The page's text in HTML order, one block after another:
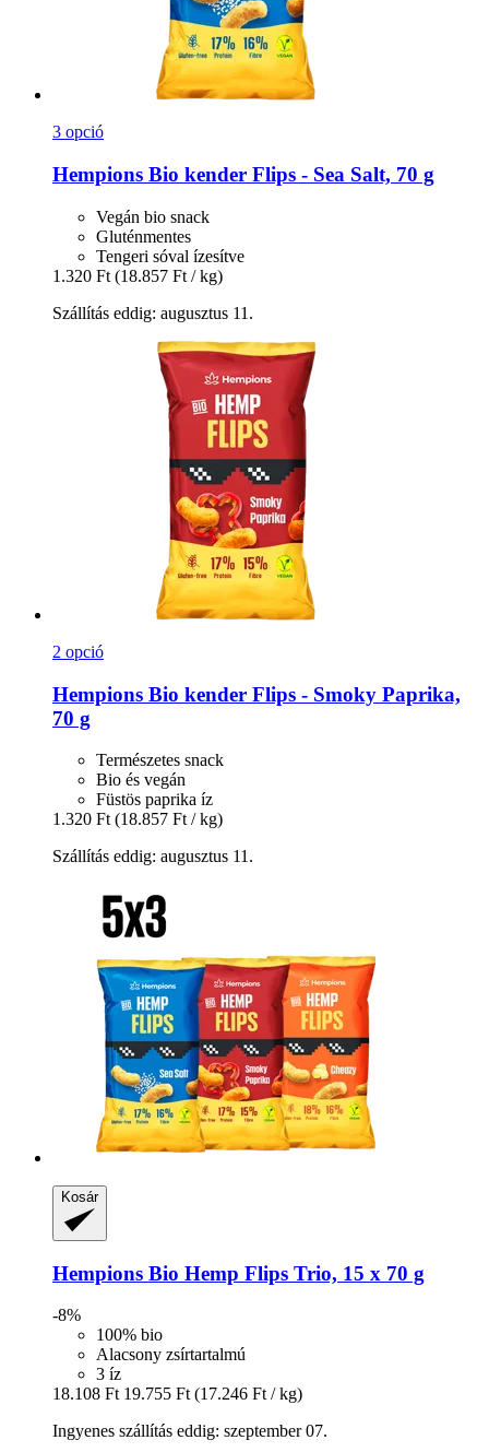
3 opció
Hempions Bio kender Flips -​ Sea Salt, 70 g
Vegán bio snack
Gluténmentes
Tengeri sóval ízesítve
1.320 Ft (18.857 Ft / kg)
Szállítás eddig: augusztus 11.
2 opció
Hempions Bio kender Flips -​ Smoky Paprika,
70 g
Természetes snack
Bio és vegán
Füstös paprika íz
1.320 Ft (18.857 Ft / kg)
Szállítás eddig: augusztus 11.
Kosár
Hempions Bio Hemp Flips Trio, 15 x 70 g
-8%
100% bio
Alacsony zsírtartalmú
3 íz
18.108 Ft 19.755 Ft (17.246 Ft / kg)
Ingyenes szállítás eddig: szeptember 07.